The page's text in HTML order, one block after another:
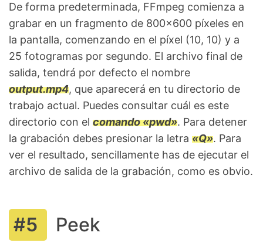
De forma predeterminada, FFmpeg comienza a
grabar en un fragmento de 800×600 píxeles en
la pantalla, comenzando en el píxel (10, 10) y a
25 fotogramas por segundo. El archivo final de
salida, tendrá por defecto el nombre
output.mp4, que aparecerá en tu directorio de
trabajo actual. Puedes consultar cuál es este
directorio con el comando «pwd». Para detener
la grabación debes presionar la letra «Q». Para
ver el resultado, sencillamente has de ejecutar el
archivo de salida de la grabación, como es obvio.
Peek